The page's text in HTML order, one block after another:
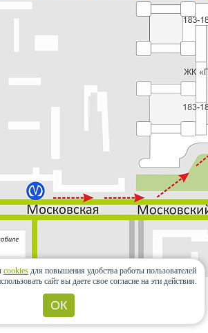
cookies для повышения удобства работы пользователей
сайт вы даете свое согласие на эти действия.
ОК